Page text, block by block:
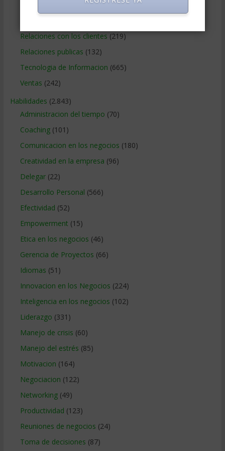
Relaciones con los clientes (219)
Relaciones publicas (132)
Tecnologia de Informacion (665)
Ventas (242)
Habilidades (2.843)
Administracion del tiempo (70)
Coaching(101)
Comunicacion en los negocios (180)
Creatividad en la empresa (96)
Delegar(22)
Desarrollo Personal (566)
Efectividad (52)
Empowerment (15)
Etica en los negocios (46)
Gerencia de Proyectos (66)
Idiomas (51)
Innovacion en los Negocios (224)
Inteligencia en los negocios (102)
Liderazgo (331)
Manejo de crisis (60)
Manejo del estrés (85)
Motivacion (164)
Negociacion (122)
Networking(49)
Productividad (123)
Reuniones de negocios (24)
Toma de decisiones (87)